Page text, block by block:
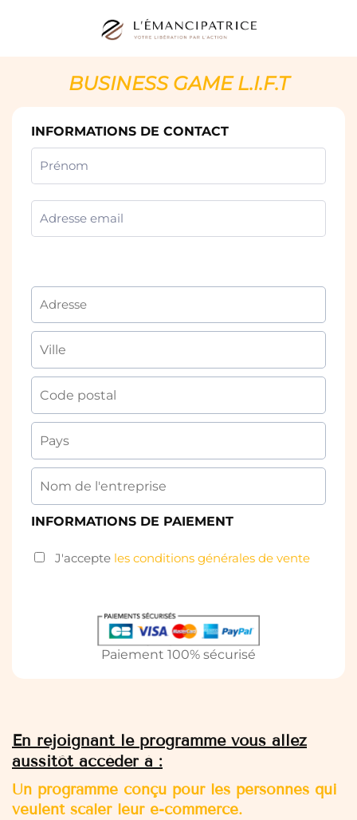
BUSINESS GAME L.I.F.T
INFORMATIONS DE CONTACT
INFORMATIONS DE PAIEMENT
J'accepte les conditions générales de vente
Paiement 100% sécurisé
En rejoignant le programme vous allez
aussitôt accéder à :
Un programme conçu pour les personnes qui
veulent scaler leur e-commerce.